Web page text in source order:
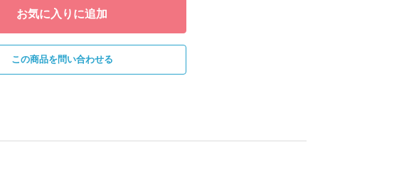
お気に入りに追加
この商品を問い合わせる